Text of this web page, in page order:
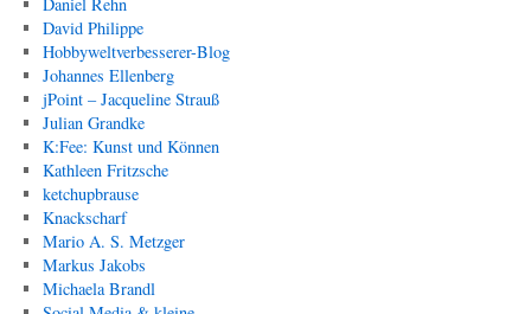
David Philippe
Hobbyweltverbesserer-Blog
Johannes Ellenberg
jPoint – Jacqueline Strauß
Julian Grandke
K:Fee: Kunst und Können
Kathleen Fritzsche
ketchupbrause
Knackscharf
Mario A. S. Metzger
Markus Jakobs
Michaela Brandl